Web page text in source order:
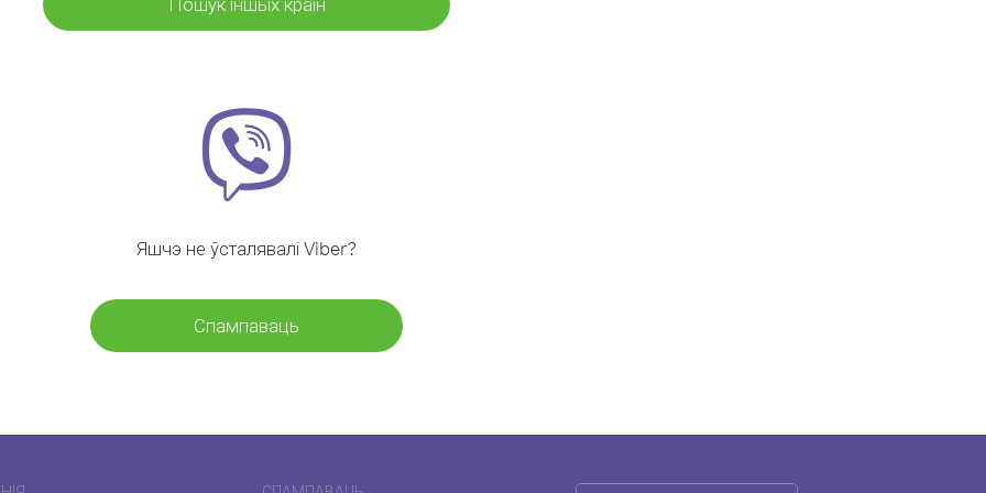
Яшчэ не ўсталявалі Viber?
Спампаваць